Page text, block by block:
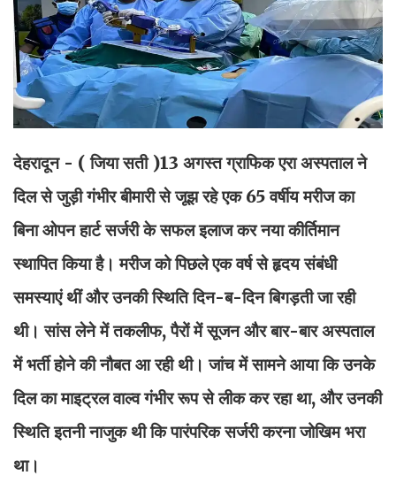
देहरादून - ( जिया सती )13 अगस्त ग्राफिक एरा अस्पताल ने
दिल से जुड़ी गंभीर बीमारी से जूझ रहे एक 65 वर्षीय मरीज का
बिना ओपन हार्ट सर्जरी के सफल इलाज कर नया कीर्तिमान
स्थापित किया है। मरीज को पिछले एक वर्ष से हृदय संबंधी
समस्याएं थीं और उनकी स्थिति दिन-ब-दिन बिगड़ती जा रही
थी। सांस लेने में तकलीफ, पैरों में सूजन और बार-बार अस्पताल
में भर्ती होने की नौबत आ रही थी। जांच में सामने आया कि उनके
दिल का माइट्रल वाल्व गंभीर रूप से लीक कर रहा था, और उनकी
स्थिति इतनी नाजुक थी कि पारंपरिक सर्जरी करना जोखिम भरा
था।